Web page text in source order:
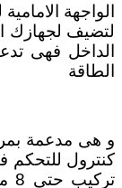
الواجهة
لتضيف لجهازك
الداخل فهى
الطاقة
كنترول للتحكم